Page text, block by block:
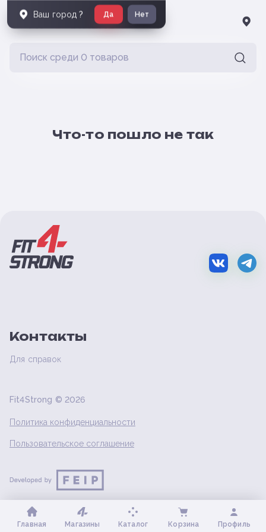
Что-то пошло не так
Контакты
Для справок
Fit4Strong © 2026
Политика конфиденциальности
Пользовательское соглашение
Главная Магазины Каталог Корзина Профиль
Ваш город ? Да Нет